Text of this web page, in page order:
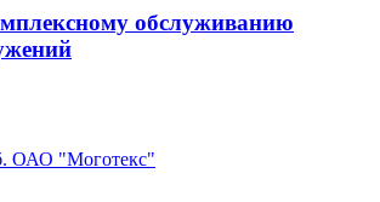
обслуживанию
ОАО "Моготекс"